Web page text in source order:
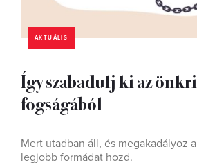
AKTUÁLIS
Így szabadulj ki az
fogságából
Mert utadban áll, és megakadályoz
legjobb formádat hozd.